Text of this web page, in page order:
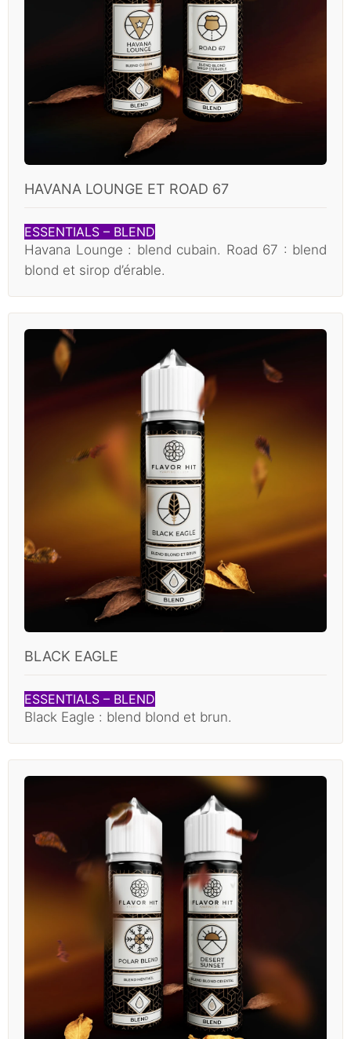
HAVANA LOUNGE ET ROAD 67
ESSENTIALS – BLEND
Havana Lounge : blend cubain. Road 67 : blend
blond et sirop d’érable.
BLACK EAGLE
ESSENTIALS – BLEND
Black Eagle : blend blond et brun.